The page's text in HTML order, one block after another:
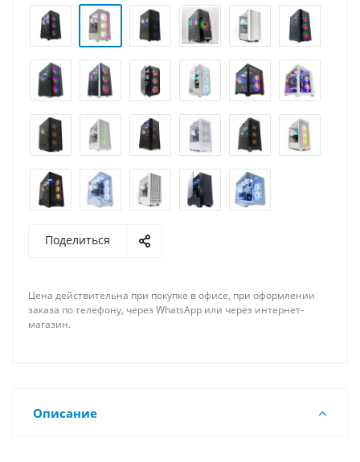
Поделиться
Цена действительна при покупке в офисе, при оформлении
заказа по телефону, через WhatsApp или через интернет-
магазин.
Описание